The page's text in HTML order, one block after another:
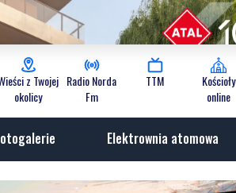
z Twojej
okolicy
Radio Norda
Fm
TTM
Kościoły
online
Elektrownia atomowa